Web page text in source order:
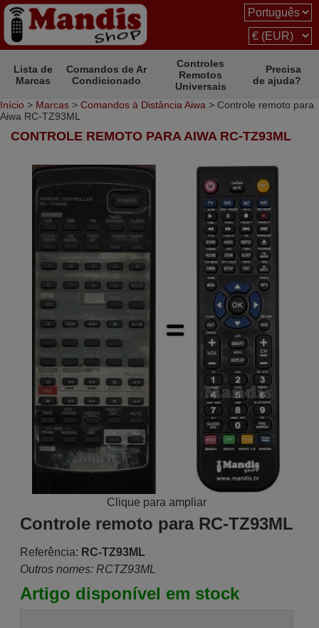
Lista de
Marcas
Comandos de Ar
Condicionado
Controles
Remotos
Universais
Precisa
de ajuda?
Início > Marcas > Comandos à Distância Aiwa > Controle remoto para
Aiwa RC-TZ93ML
CONTROLE REMOTO PARA AIWA RC-TZ93ML
Clique para ampliar
Controle remoto para RC-TZ93ML
Referência: RC-TZ93ML
Outros nomes: RCTZ93ML
Artigo disponível em stock